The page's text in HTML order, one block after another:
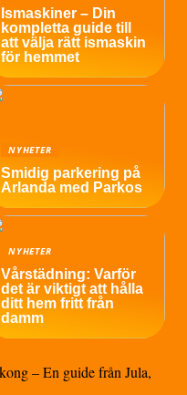
Ismaskiner – Din
kompletta guide till
att välja rätt ismaskin
för hemmet
NYHETER
Smidig parkering på
Arlanda med Parkos
NYHETER
Vårstädning: Varför
det är viktigt att hålla
ditt hem fritt från
damm
– En guide från Jula,